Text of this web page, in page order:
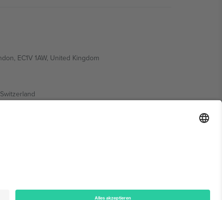
EC1V 1AW, United Kingdom